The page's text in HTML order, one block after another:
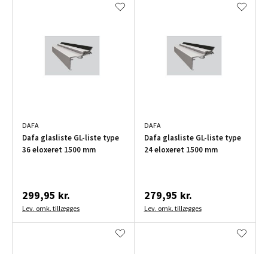
DAFA
Dafa glasliste GL-liste type
36 eloxeret 1500 mm
299,95 kr.
Lev. omk. tillægges
DAFA
Dafa glasliste GL-liste type
24 eloxeret 1500 mm
279,95 kr.
Lev. omk. tillægges